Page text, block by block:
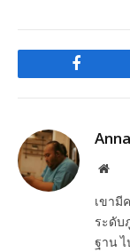
เขามี
ระดับ
ฐาน